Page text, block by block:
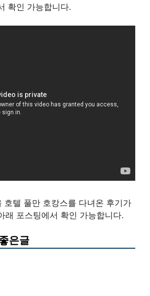
확인 가능합니다.
호텔 풀만 호캉스를 다녀온 후기가
래 포스팅에서 확인 가능합니다.
은글